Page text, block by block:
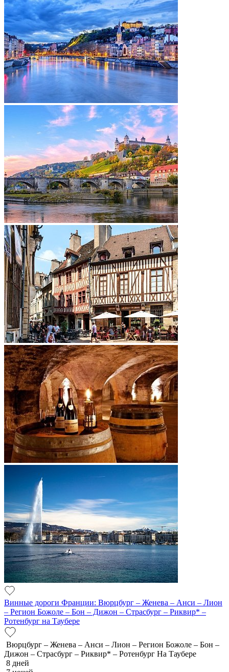
Винные дороги Франции: Вюрцбург – Женева – Анси – Лион
– Регион Божоле – Бон – Дижон – Страсбург – Риквир* –
Ротенбург на Таубере
Вюрцбург – Женева – Анси – Лион – Регион Божоле – Бон –
Дижон – Страсбург – Риквир* – Ротенбург На Таубере
8 дней